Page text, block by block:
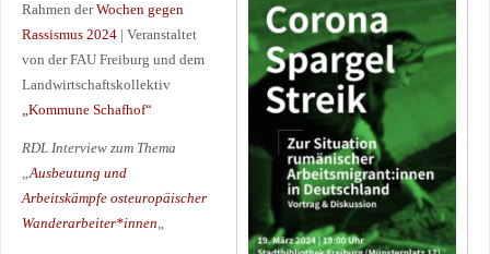
Rahmen derWochen gegen
Rassismus 2024| Veranstaltet
von der FAU Freiburg und dem
Landwirtschaftskollektiv
„Kommune Schafhof“
RDL Interview zum Thema
„Ausbeutung und
Arbeitskämpfe osteuropäischer
Wanderarbeiter*innen„